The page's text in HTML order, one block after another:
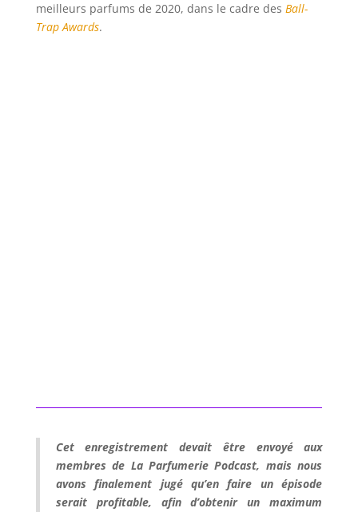
meilleurs parfums de 2020, dans le cadre des Ball-
Trap Awards.
Cet enregistrement devait être envoyé aux
membres de La Parfumerie Podcast, mais nous
avons finalement jugé qu’en faire un épisode
serait profitable, afin d’obtenir un maximum